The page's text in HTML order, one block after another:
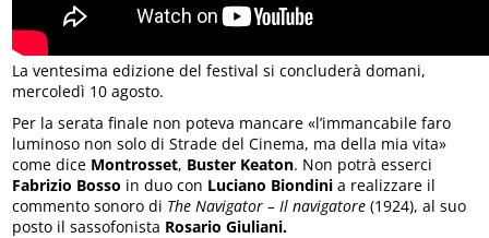
La ventesima edizione del festival si concluderà domani,
mercoledì 10 agosto.
Per la serata finale non poteva mancare «l’immancabile faro
luminoso non solo di Strade del Cinema, ma della mia vita»
come dice Montrosset, Buster Keaton. Non potrà esserci
Fabrizio Bosso in duo con Luciano Biondinia realizzare il
commento sonoro di The Navigator – Il navigatore(1924), al suo
posto il sassofonista Rosario Giuliani.